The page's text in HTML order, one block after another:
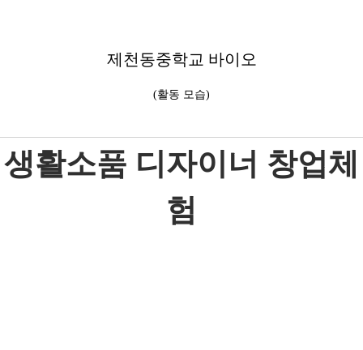
제천동중학교 바이오
(활동 모습)
생활소품 디자이너 창업체
험